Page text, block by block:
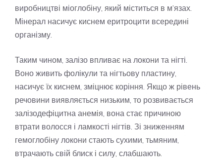
виробництві міоглобіну, який міститься в м’язах.
Мінерал насичує киснем еритроцити всередині
організму.
Таким чином, залізо впливає на локони та нігті.
Воно живить фолікули та нігтьову пластину,
насичує їх киснем, зміцнює коріння. Якщо ж рівень
речовини виявляється низьким, то розвивається
залізодефіцитна анемія, вона стає причиною
втрати волосся і ламкості нігтів. Зі зниженням
гемоглобіну локони стають сухими, тьмяним,
втрачають свій блиск і силу, слабшають.